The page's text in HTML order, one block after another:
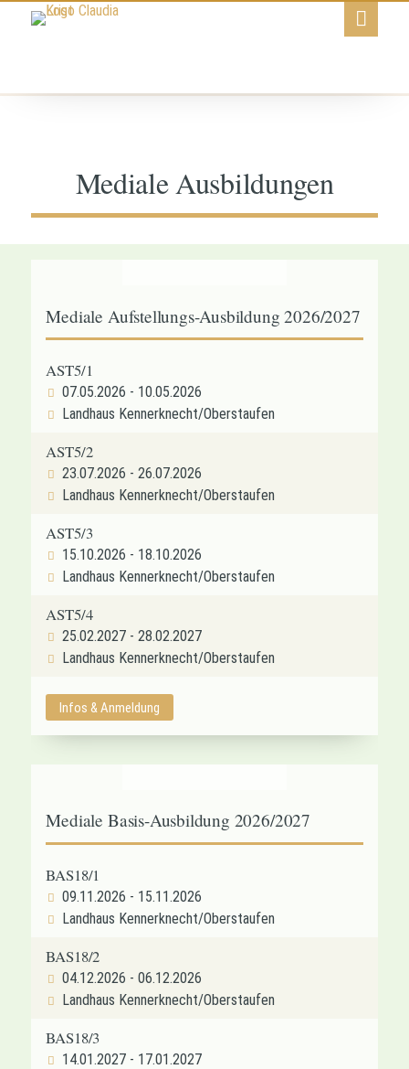
Mediale Ausbildungen
Mediale Aufstellungs-Ausbildung 2026/2027
AST5/1
07.05.2026 - 10.05.2026
Landhaus Kennerknecht/Oberstaufen
AST5/2
23.07.2026 - 26.07.2026
Landhaus Kennerknecht/Oberstaufen
AST5/3
15.10.2026 - 18.10.2026
Landhaus Kennerknecht/Oberstaufen
AST5/4
25.02.2027 - 28.02.2027
Landhaus Kennerknecht/Oberstaufen
Infos & Anmeldung
Mediale Basis-Ausbildung 2026/2027
BAS18/1
09.11.2026 - 15.11.2026
Landhaus Kennerknecht/Oberstaufen
BAS18/2
04.12.2026 - 06.12.2026
Landhaus Kennerknecht/Oberstaufen
BAS18/3
14.01.2027 - 17.01.2027